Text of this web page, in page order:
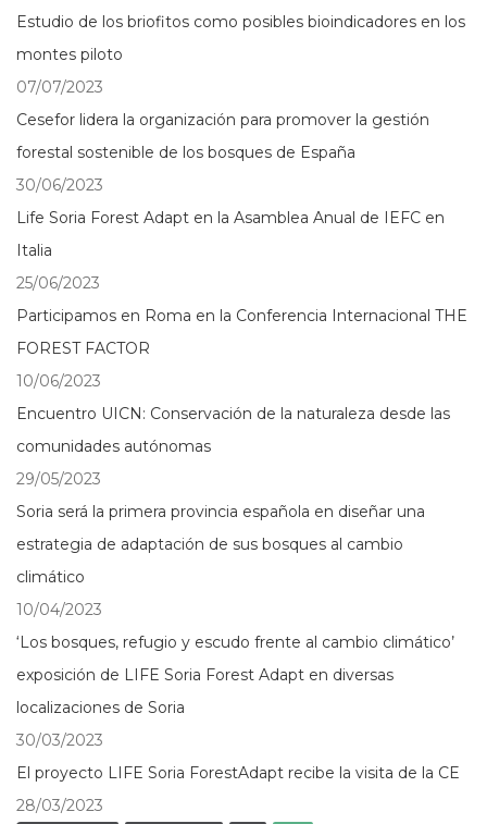
Estudio de los briofitos como posibles bioindicadores en los
montes piloto
07/07/2023
Cesefor lidera la organización para promover la gestión
forestal sostenible de los bosques de España
30/06/2023
Life Soria Forest Adapt en la Asamblea Anual de IEFC en
Italia
25/06/2023
Participamos en Roma en la Conferencia Internacional THE
FOREST FACTOR
10/06/2023
Encuentro UICN: Conservación de la naturaleza desde las
comunidades autónomas
29/05/2023
Soria será la primera provincia española en diseñar una
estrategia de adaptación de sus bosques al cambio
climático
10/04/2023
‘Los bosques, refugio y escudo frente al cambio climático’
exposición de LIFE Soria Forest Adapt en diversas
localizaciones de Soria
30/03/2023
El proyecto LIFE Soria ForestAdapt recibe la visita de la CE
28/03/2023